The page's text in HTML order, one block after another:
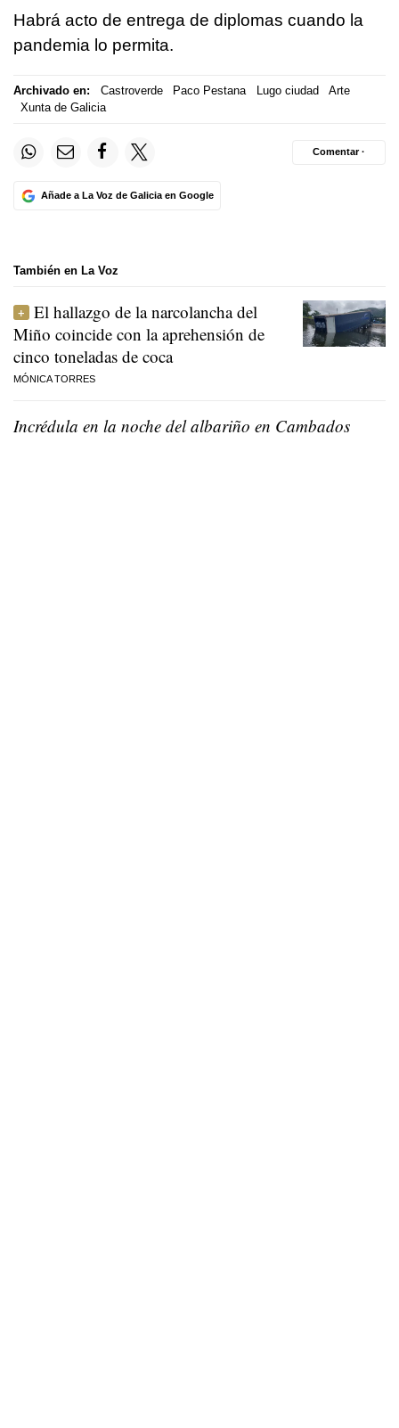
Habrá acto de entrega de diplomas cuando la
pandemia lo permita.
Archivado en: Castroverde Paco Pestana Lugo ciudad
Arte
Xunta de Galicia
Añade a La Voz de Galicia en Google
Comentar ·
También en La Voz
El hallazgo de la narcolancha del
Miño coincide con la aprehensión de
cinco toneladas de coca
MÓNICA TORRES
Incrédula en la noche del albariño en Cambados